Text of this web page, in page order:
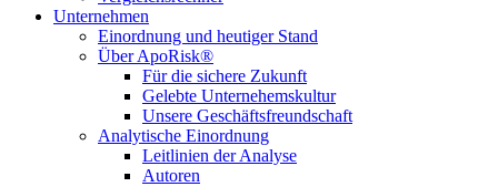
Unternehmen
Einordnung und heutiger Stand
Über ApoRisk®
Für die sichere Zukunft
Gelebte Unternehemskultur
Unsere Geschäftsfreundschaft
Analytische Einordnung
Leitlinien der Analyse
Autoren